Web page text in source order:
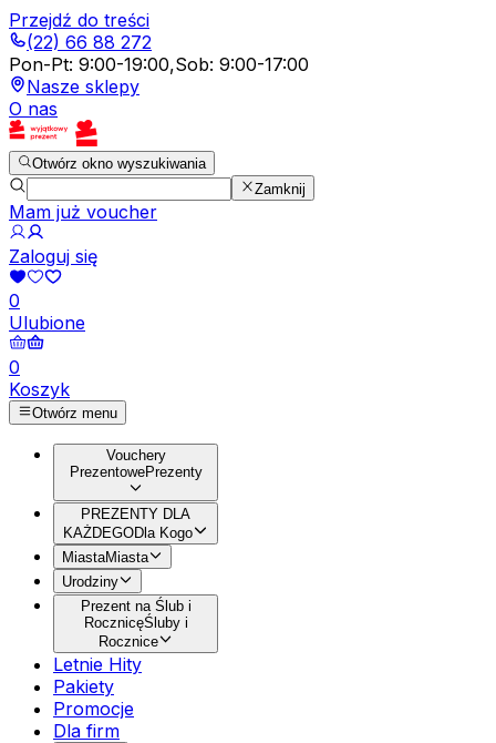
Przejdź do treści
(22) 66 88 272
Pon-Pt: 9:00-19:00,Sob: 9:00-17:00
Nasze sklepy
O nas
Otwórz okno wyszukiwania
Zamknij
Mam już voucher
Zaloguj się
0
Ulubione
0
Koszyk
Otwórz menu
Vouchery
PrezentowePrezenty
PREZENTY DLA
KAŻDEGODla Kogo
MiastaMiasta
Urodziny
Prezent na Ślub i
RocznicęŚluby i
Rocznice
Letnie Hity
Pakiety
Promocje
Dla firm